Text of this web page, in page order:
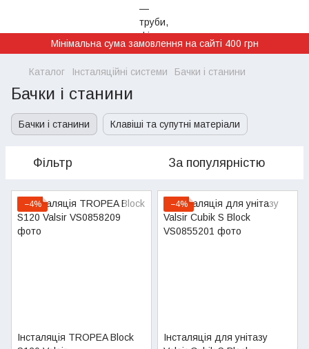
Мінімальна сума замовлення на сайті 400 грн
Каталог Інсталяційні системи Бачки і станини
Бачки і станини
Бачки і станини Клавіші та супутні матеріали
Фільтр За популярністю
−4%
Інсталяція TROPEA Block
−4%
Інсталяція для унітазу